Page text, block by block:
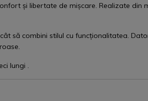
și libertate de mișcare. Realizate din
să combini stilul cu funcționalitatea.
lungi .